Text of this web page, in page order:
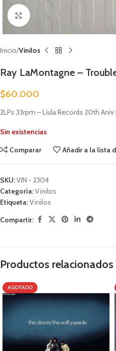
Clic para ampliar
Inicio Vinilos
Ray LaMontagne –
$60.000
2LPs 33rpm – Liula Records 20th Aniv
Sin existencias
Comparar
Añadir a la lista
SKU:VIN - 2304
Categoría:Vinilos
Etiqueta:Vinilos
Compartir:
Productos relacionados
AGOTADO